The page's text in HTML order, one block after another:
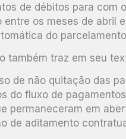
de débitos para com
entre os meses de abril
do
também traz em seu
de não quitação das
do fluxo de
permaneceram em
de aditamento